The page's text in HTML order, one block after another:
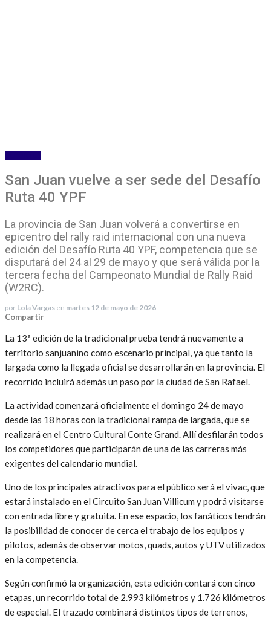
San Juan vuelve a ser sede del Desafío
Ruta 40 YPF
La provincia de San Juan volverá a convertirse en
epicentro del rally raid internacional con una nueva
edición del Desafío Ruta 40 YPF, competencia que se
disputará del 24 al 29 de mayo y que será válida por la
tercera fecha del Campeonato Mundial de Rally Raid
(W2RC).
por Lola Vargas en martes 12 de mayo de 2026
Compartir
La 13ª edición de la tradicional prueba tendrá nuevamente a
territorio sanjuanino como escenario principal, ya que tanto la
largada como la llegada oficial se desarrollarán en la provincia. El
recorrido incluirá además un paso por la ciudad deSan Rafael.
La actividad comenzará oficialmente el domingo 24 de mayo
desde las 18 horas con la tradicional rampa de largada, que se
realizará en el Centro Cultural Conte Grand. Allí desfilarán todos
los competidores que participarán de una de las carreras más
exigentes del calendario mundial.
Uno de los principales atractivos para el público será el vivac, que
estará instalado en el Circuito San Juan Villicum y podrá visitarse
con entrada libre y gratuita. En ese espacio, los fanáticos tendrán
la posibilidad de conocer de cerca el trabajo de los equipos y
pilotos, además de observar motos, quads, autos y UTV utilizados
en la competencia.
Según confirmó la organización, esta edición contará con cinco
etapas, un recorrido total de 2.993 kilómetros y 1.726 kilómetros
de especial. El trazado combinará distintos tipos de terrenos,